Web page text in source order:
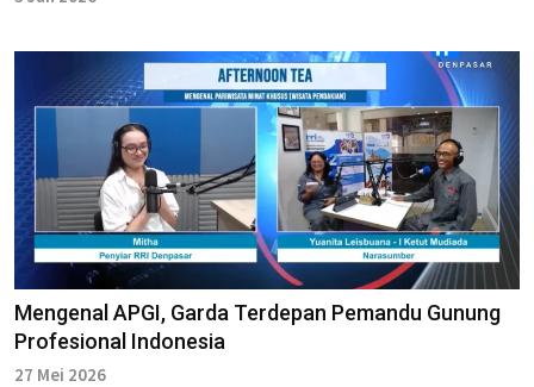
Mengenal APGI, Garda Terdepan Pemandu Gunung
Profesional Indonesia
27 Mei 2026